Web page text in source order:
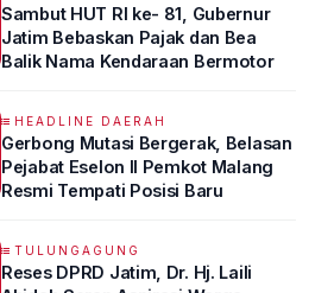
Sambut HUT RI ke- 81, Gubernur
Jatim Bebaskan Pajak dan Bea
Balik Nama Kendaraan Bermotor
HEADLINE DAERAH
Gerbong Mutasi Bergerak, Belasan
Pejabat Eselon II Pemkot Malang
Resmi Tempati Posisi Baru
TULUNGAGUNG
Reses DPRD Jatim, Dr. Hj. Laili